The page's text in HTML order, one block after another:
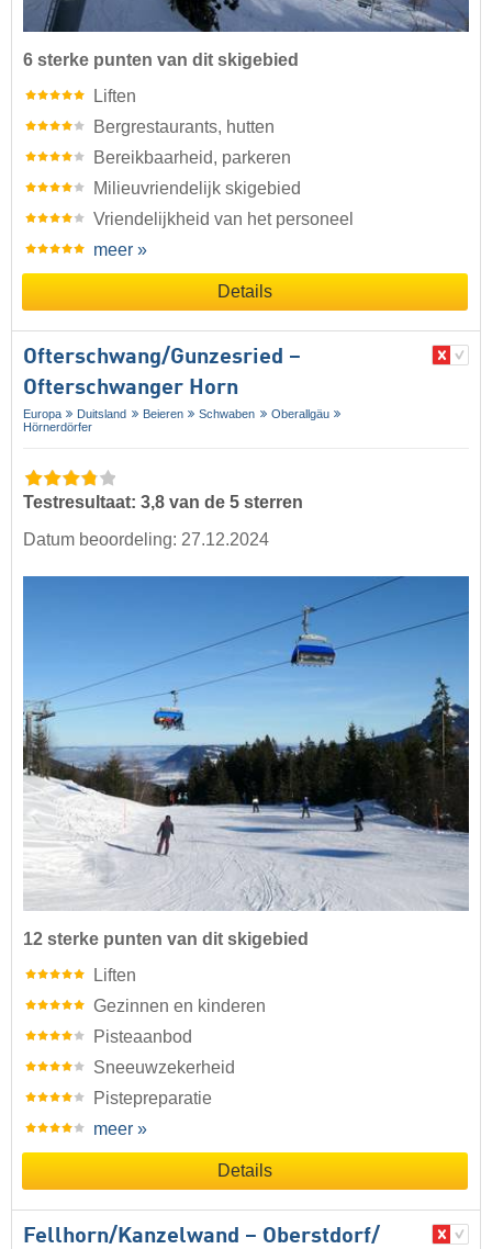
6 sterke punten van dit skigebied
Liften
Bergrestaurants, hutten
Bereikbaarheid, parkeren
Milieuvriendelijk skigebied
Vriendelijkheid van het personeel
meer »
Details
Ofterschwang/​Gunzesried –
Ofterschwanger Horn
Europa Duitsland Beieren Schwaben
Oberallgäu
Hörnerdörfer
Testresultaat: 3,8 van de 5 sterren
Datum beoordeling: 27.12.2024
12 sterke punten van dit skigebied
Liften
Gezinnen en kinderen
Pisteaanbod
Sneeuwzekerheid
Pistepreparatie
meer »
Details
Fellhorn/​Kanzelwand – Oberstdorf/​